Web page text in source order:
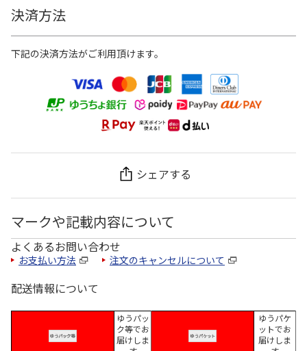
決済方法
下記の決済方法がご利用頂けます。
シェアする
マークや記載内容について
よくあるお問い合わせ
お支払い方法 注文のキャンセルについて
配送情報について
ゆうパッ
ク等でお
届けしま
ゆうパケ
ットでお
届けしま